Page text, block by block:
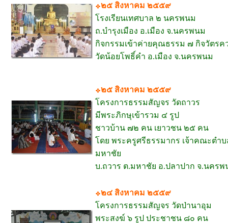
๒๕ สิงหาคม ๒๕๕๙
โรงเรียนเทศบาล ๒ นครพนม
ถ.บำรุงเมือง อ.เมือง จ.นครพนม
กิจกรรมเข้าค่ายคุณธรรม ๗ กิจวัตรค
วัดน้อยโพธิ์คำ อ.เมือง จ.นครพนม
๒๕ สิงหาคม ๒๕๕๙
โครงการธรรมสัญจร วัดถาวร
มีพระภิกษุเข้ารวม ๔ รูป
ชาวบ้าน ๗๒ คน เยาวชน ๒๕ คน
โดย พระครูศรีธรรมากร เจ้าคณะตำ
มหาชัย
บ.ถวาร ต.มหาชัย อ.ปลาปาก จ.นครพ
๒๔ สิงหาคม ๒๕๕๙
โครงการธรรมสัญจร วัดป่านาอุม
พระสงฆ์ ๖ รูป ประชาชน ๘๐ คน